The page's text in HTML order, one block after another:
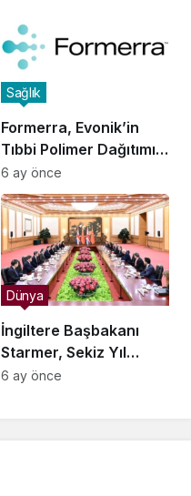
Formerra, Evonik’in
Tıbbi Polimer Dağıtımını
Kuzey Amerika’da
Genişletti
Sağlık
6 ay önce
İngiltere Başbakanı
Starmer, Sekiz Yıl
Sonra Çin’i Ziyaret Etti
Dünya
6 ay önce